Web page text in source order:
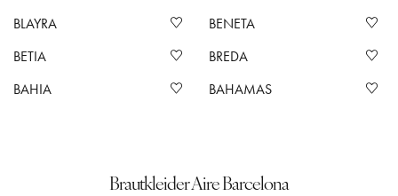
BLAYRA
BENETA
BETIA
BREDA
BAHIA
BAHAMAS
Brautkleider Aire Barcelona